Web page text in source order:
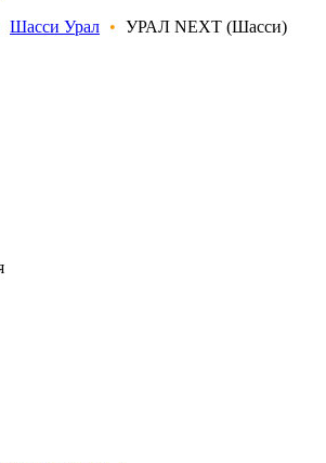
Шасси Урал • УРАЛ NEXT (Шасси)